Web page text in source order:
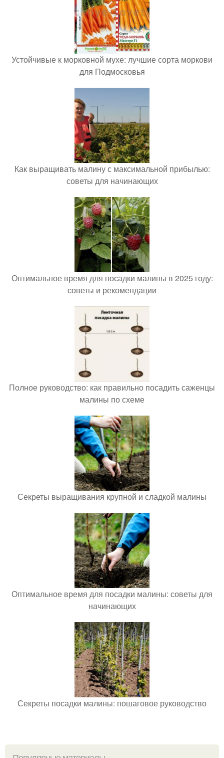
Устойчивые к морковной мухе: лучшие сорта моркови
для Подмосковья
Как выращивать малину с максимальной прибылью:
советы для начинающих
Оптимальное время для посадки малины в 2025 году:
советы и рекомендации
Полное руководство: как правильно посадить саженцы
малины по схеме
Секреты выращивания крупной и сладкой малины
Оптимальное время для посадки малины: советы для
начинающих
Секреты посадки малины: пошаговое руководство